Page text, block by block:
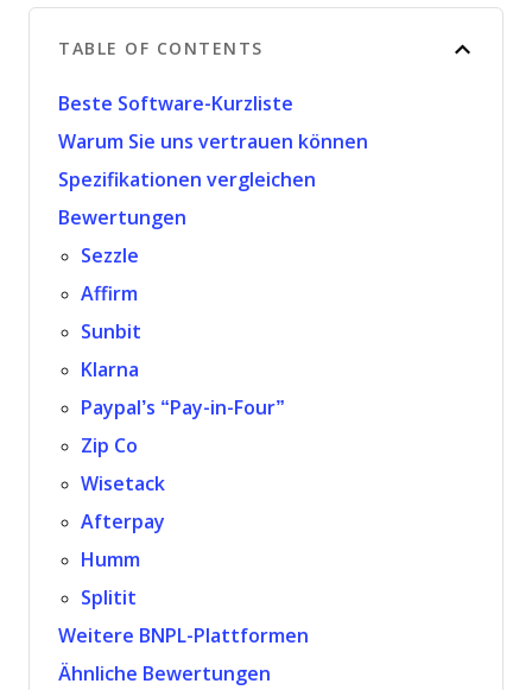
TABLE OF CONTENTS
Beste Software-Kurzliste
Warum Sie uns vertrauen können
Spezifikationen vergleichen
Bewertungen
Sezzle
Affirm
Sunbit
Klarna
Paypal’s “Pay-in-Four”
Zip Co
Wisetack
Afterpay
Humm
Splitit
Weitere BNPL-Plattformen
Ähnliche Bewertungen